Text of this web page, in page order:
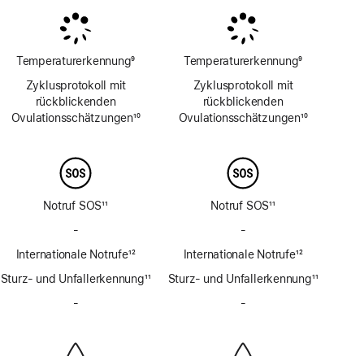
Temperaturerkennung9
Zyklusprotokoll mit
rückblickenden
Ovulations­schätzungen10
Notruf SOS11
-
SOS
über
Internationale Notrufe12
Sturz- und Unfallerkennung11
-
Temperaturerkennung9
Zyklusprotokoll mit
rückblickenden
Ovulations­schätzungen10
Notruf SOS11
-
SOS
über
Internationale Notrufe12
Sturz- und Unfallerkennung11
-